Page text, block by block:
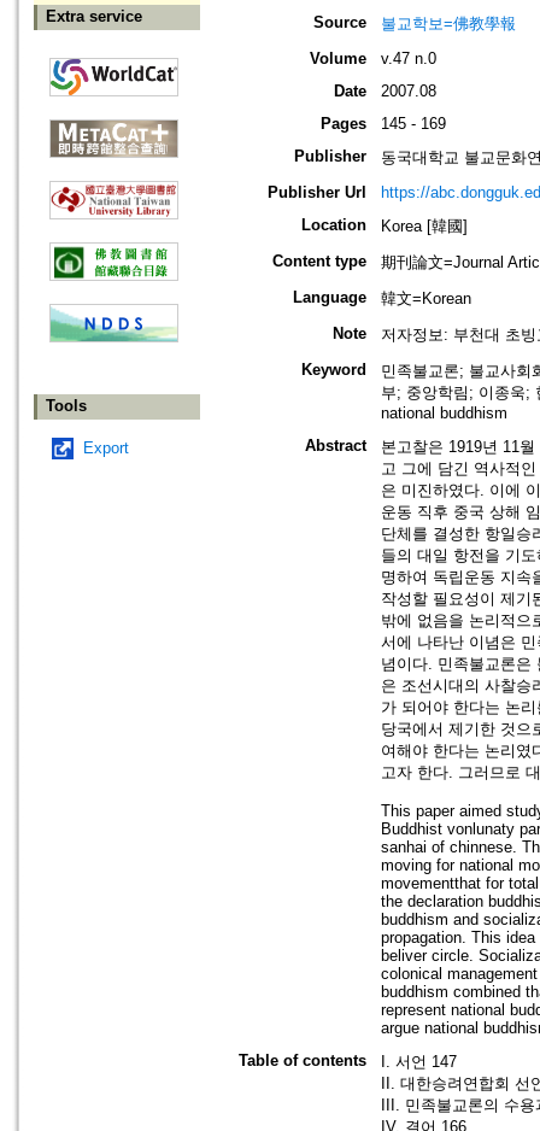
Extra service
Tools
Export
Source
불교학보=佛教學報
Volume
v.47 n.0
Date
2007.08
Pages
145 - 169
Publisher
동국대학교 불교문화
Publisher Url
https://
Location
Korea [韓國]
Content type
期刊論文=Journal
Language
韓文=Korean
Note
저자정보: 부천대 초빙
Keyword
민족불교론; 불교사회
부; 중앙학림; 이종욱;
national buddhism
Abstract
본고찰은 1919년 11
고 그에 담긴 역사적
은 미진하였다. 이에
운동 직후 중국 상해
단체를 결성한 항일승
들의 대일 항전을 기
명하여 독립운동 지속
작성할 필요성이 제기
밖에 없음을 논리적으
서에 나타난 이념은
념이다. 민족불교론은
은 조선시대의 사찰승
가 되어야 한다는 논
당국에서 제기한 것으
여해야 한다는 논리였
고자 한다. 그러므로
This paper aimed
Buddhist vonlunaty
sanhai of chinnese.
moving for national
movementthat for
the declaration
buddhism and
propagation. This
beliver circle.
colonical
buddhism combined
represent national
argue national
Table of contents
I. 서언 147
II. 대한승려연합회 선
III. 민족불교론의 수
IV. 결어 166